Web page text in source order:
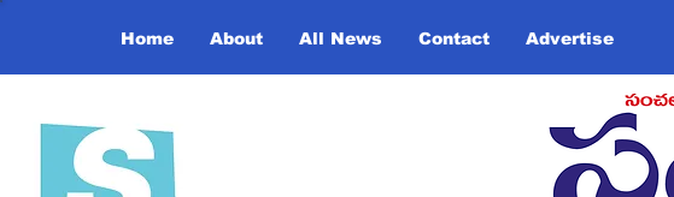
Home About All News Contact Advertise